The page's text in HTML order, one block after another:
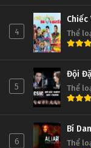
4
Chiếc
Thể
5
Đội
Thể
6
Bí
Thể